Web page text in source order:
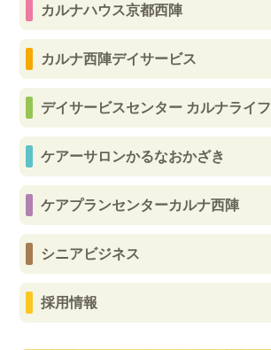
カルナハウス京都西陣
カルナ西陣デイサービス
デイサービスセンター カルナライフ
ケアーサロンかるなおかざき
ケアプランセンターカルナ西陣
シニアビジネス
採用情報